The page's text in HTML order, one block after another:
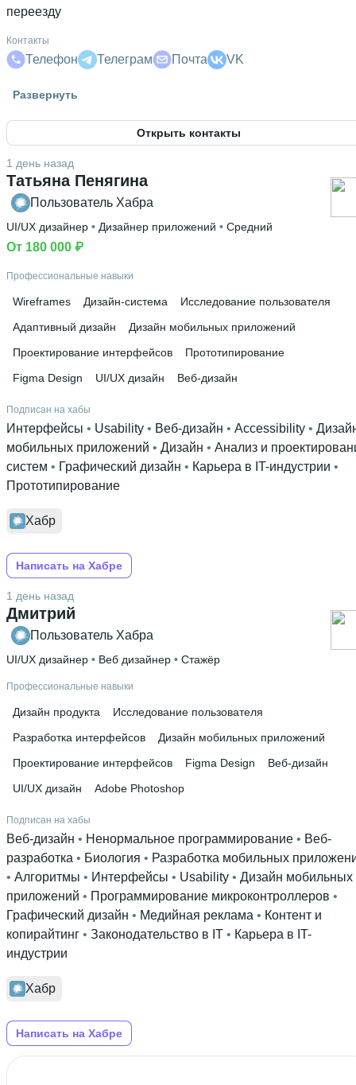
переезду
Контакты
Телефон Телеграм Почта VK
Высшее образование
СПб ГУАП • № 10 (№ 5) — Институт открытого и
дистанционного образования
2 года и 9 месяцев
Дополнительное образование
HTML Academy
Развернуть
Открыть контакты
Татьяна Пенягина
1 день назад
Пользователь Хабра
UI/UX дизайнер • Дизайнер приложений • Средний
От 180 000 ₽
Профессиональные навыки
Wireframes Дизайн-система
Исследование пользователя
Адаптивный дизайн
Дизайн мобильных приложений
Проектирование интерфейсов
Прототипирование
Figma Design
UI/UX дизайн Веб-дизайн
Подписан на хабы
Интерфейсы • Usability • Веб-дизайн • Accessibility •
мобильных приложений • Дизайн • Анализ и
систем • Графический дизайн • Карьера в IT-индустрии
Прототипирование
Хабр
Написать на Хабре
Дмитрий
1 день назад
Пользователь Хабра
UI/UX дизайнер • Веб дизайнер • Стажёр
Профессиональные навыки
Дизайн продукта
Исследование пользователя
Разработка интерфейсов
Дизайн мобильных приложений
Проектирование интерфейсов
Figma Design
Веб-дизайн
UI/UX дизайн
Adobe Photoshop
Подписан на хабы
Веб-дизайн • Ненормальное программирование • Веб-
разработка • Биология • Разработка мобильных
• Алгоритмы • Интерфейсы • Usability • Дизайн мобильных
приложений • Программирование микроконтроллеров
Графический дизайн • Медийная реклама • Контент и
копирайтинг • Законодательство в IT • Карьера в IT-
индустрии
Хабр
Написать на Хабре